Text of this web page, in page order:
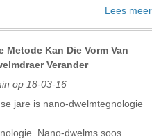
Lees meer
Metode Kan Die Vorm Van
Verander
op 18-03-16
jare is nano-dwelmtegnologie
Nano-dwelms soos